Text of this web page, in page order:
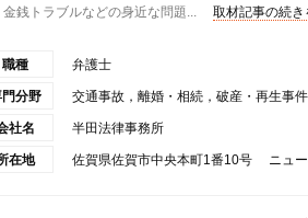
金銭トラブルなどの身近な問題...
取材記事の続
職種 弁護士
分野 交通事故，離婚・相続，破産・再生事
社名 半田法律事務所
在地 佐賀県佐賀市中央本町1番10号 ニュ